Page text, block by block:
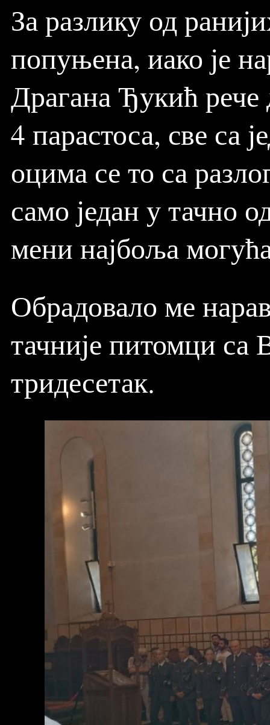
За разлику од
попуњена, иако је
Драгана Ђукић рече
4 парастоса, све са
оцима се то са
само један у тачно
мени најбоља
Обрадовало ме
тачније питомци са
тридесетак.